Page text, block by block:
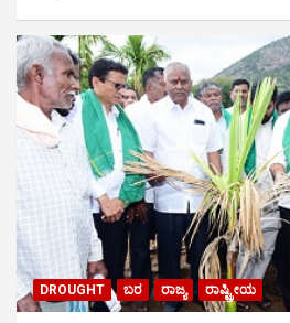
DROUGHT ಬರ ರಾಜ್ಯ ರಾಷ್ಟ್ರೀಯ